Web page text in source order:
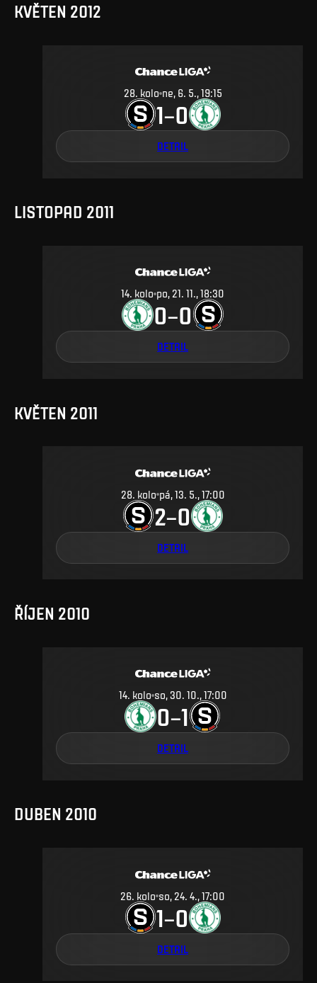
KVĚTEN 2012
28. kolo ne, 6. 5., 19:15
1–0
DETAIL
LISTOPAD 2011
14. kolo po, 21. 11., 18:30
0–0
DETAIL
KVĚTEN 2011
28. kolo pá, 13. 5., 17:00
2–0
DETAIL
ŘÍJEN 2010
14. kolo so, 30. 10., 17:00
0–1
DETAIL
DUBEN 2010
26 kolo so, 24. 4., 17:00
1–0
DETAIL